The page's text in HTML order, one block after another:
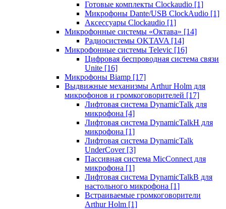
Готовые комплекты Clockaudio [1]
Микрофоны Dante/USB ClockAudio [1]
Аксессуары Clockaudio [1]
Микрофонные системы «Октава» [14]
Радиосистемы OKTAVA [14]
Микрофонные системы Televic [16]
Цифровая беспроводная система связи
Unite [16]
Микрофоны Biamp [17]
Выдвижные механизмы Arthur Holm для
микрофонов и громкоговорителей [17]
Лифтовая система DynamicTalk для
микрофона [4]
Лифтовая система DynamicTalkH для
микрофона [1]
Лифтовая система DynamicTalk
UnderCover [3]
Пассивная система MicConnect для
микрофона [1]
Лифтовая система DynamicTalkB для
настольного микрофона [1]
Встраиваемые громкоговорители
Arthur Holm [1]